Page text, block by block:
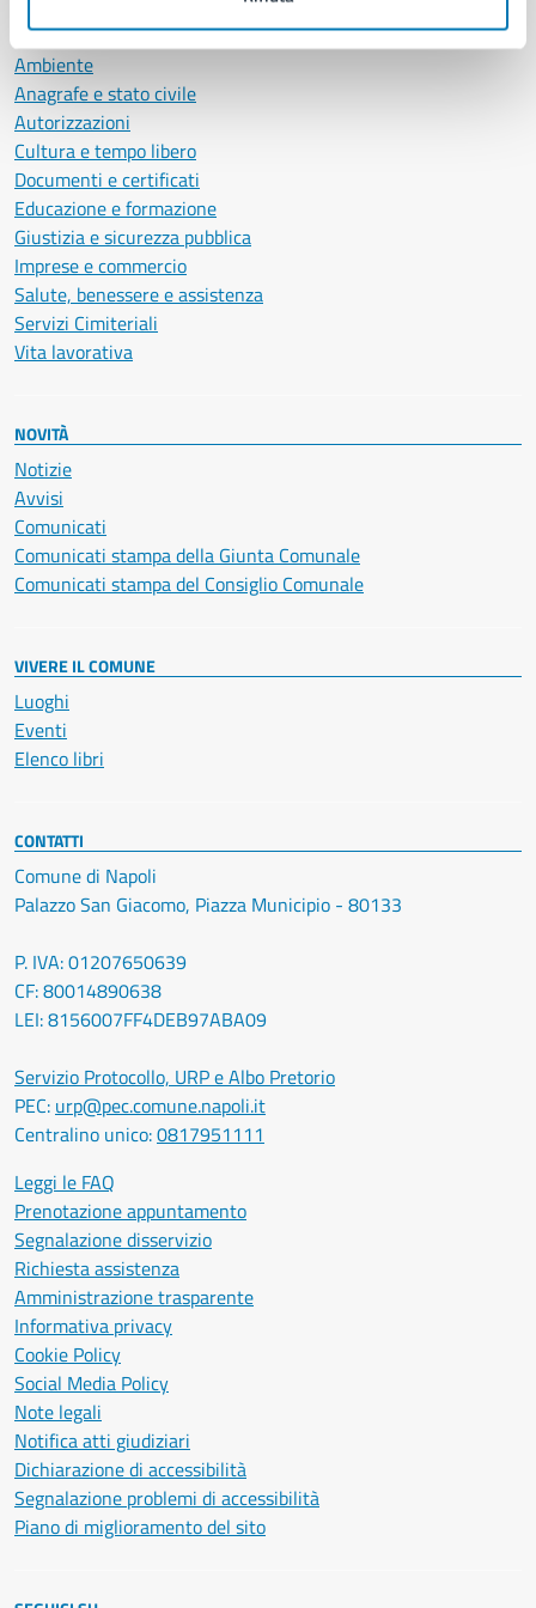
CATEGORIE DI SERVIZIO
Ambiente
Anagrafe e stato civile
Autorizzazioni
Cultura e tempo libero
Documenti e certificati
Educazione e formazione
Giustizia e sicurezza pubblica
Imprese e commercio
Salute, benessere e assistenza
Servizi Cimiteriali
Vita lavorativa
NOVITÀ
Notizie
Avvisi
Comunicati
Comunicati stampa della Giunta Comunale
Comunicati stampa del Consiglio Comunale
VIVERE IL COMUNE
Luoghi
Eventi
Elenco libri
CONTATTI
Comune di Napoli
Palazzo San Giacomo, Piazza Municipio - 80133
P. IVA: 01207650639
CF: 80014890638
LEI: 8156007FF4DEB97ABA09
Servizio Protocollo, URP e Albo Pretorio
PEC: urp@pec.comune.napoli.it
Centralino unico:0817951111
Leggi le FAQ
Prenotazione appuntamento
Segnalazione disservizio
Richiesta assistenza
Amministrazione trasparente
Informativa privacy
Cookie Policy
Social Media Policy
Note legali
Notifica atti giudiziari
Dichiarazione di accessibilità
Segnalazione problemi di accessibilità
Piano di miglioramento del sito